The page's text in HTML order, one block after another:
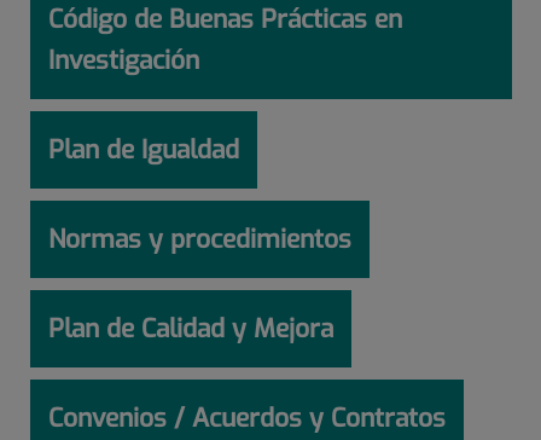
Código de Buenas Prácticas en
Investigación
Plan de Igualdad
Normas y procedimientos
Plan de Calidad y Mejora
Convenios / Acuerdos y Contratos